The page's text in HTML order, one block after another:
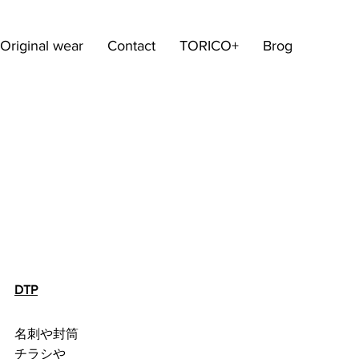
Original wear Contact TORICO+ Brog
DTP
名刺や封筒
チラシや